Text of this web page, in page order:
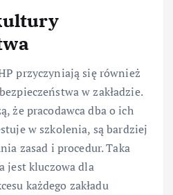
przyczyniają się również
w zakładzie.
że pracodawca dba o ich
w szkolenia, są bardziej
zasad i procedur. Taka
jest kluczowa dla
każdego zakładu